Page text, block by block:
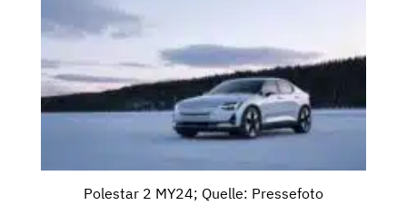
Polestar 2 MY24; Quelle: Pressefoto